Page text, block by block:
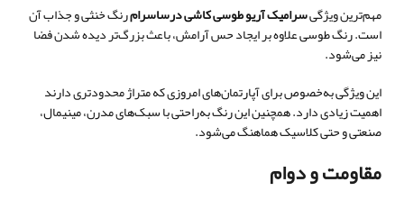
مهم‌ترین ویژگیسرامیک آریو طوسی کاشی درساسرامرنگ خنثی و جذاب آن
است. رنگ طوسی علاوه بر ایجاد حس آرامش، باعث بزرگ‌تر دیده شدن فضا
نیز می‌شود.
این ویژگی به‌خصوص برای آپارتمان‌های امروزی که متراژ محدودتری دارند
اهمیت زیادی دارد. همچنین این رنگ به‌راحتی با سبک‌های مدرن، مینیمال،
صنعتی و حتی کلاسیک هماهنگ می‌شود.
مقاومت و دوام